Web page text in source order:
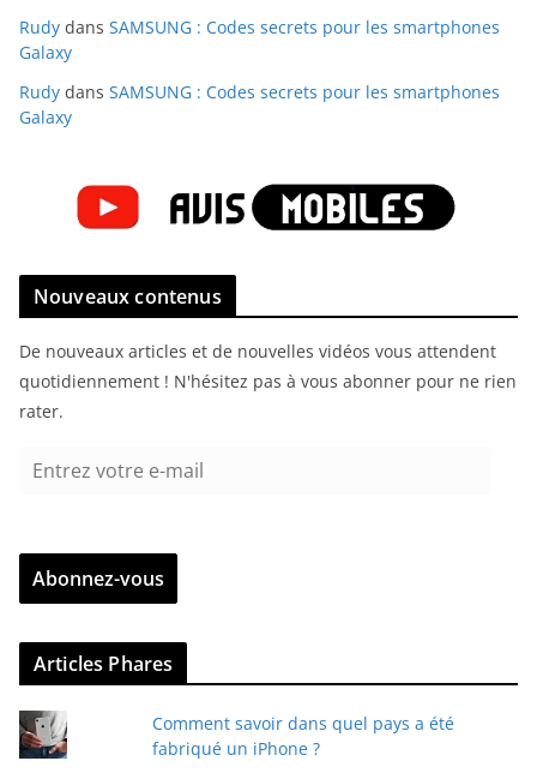
Rudy dans SAMSUNG : Codes secrets pour les smartphones
Galaxy
Rudy dans SAMSUNG : Codes secrets pour les smartphones
Galaxy
Nouveaux contenus
De nouveaux articles et de nouvelles vidéos vous attendent
quotidiennement ! N'hésitez pas à vous abonner pour ne rien
rater.
r
z
v
r
e
Abonnez-vous
Articles Phares
Comment savoir dans quel pays a été
fabriqué un iPhone ?